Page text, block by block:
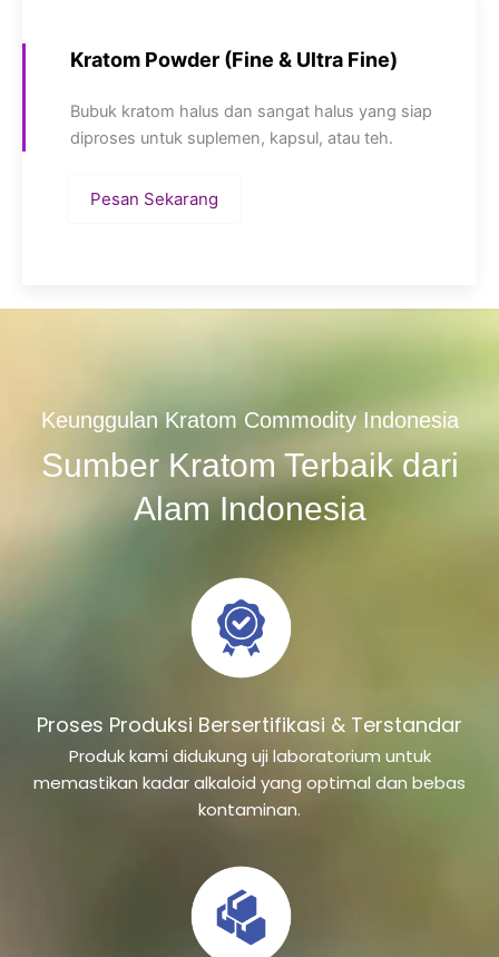
Kratom Powder (Fine & Ultra Fine)
Bubuk kratom halus dan sangat halus yang siap
diproses untuk suplemen, kapsul, atau teh.
Pesan Sekarang
Keunggulan Kratom Commodity Indonesia
Sumber Kratom Terbaik dari
Alam Indonesia
Proses Produksi Bersertifikasi & Terstandar
Produk kami didukung uji laboratorium untuk
memastikan kadar alkaloid yang optimal dan bebas
kontaminan.